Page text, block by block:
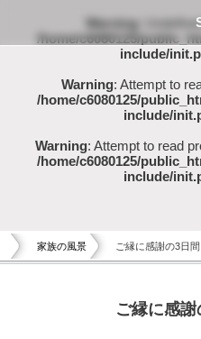
Warning:
/home/c6080125/
include/
Warning: Attempt to
/home/c6080125/
include/
Warning: Attempt to read
/home/c6080125/
include/
家族の風景 ご縁に感謝の3日
ご縁に感